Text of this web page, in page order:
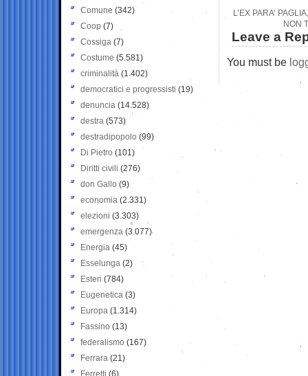
L’EX PARA’
NON
Leave a
You must be
Comune (342)
Coop (7)
Cossiga (7)
Costume (5.581)
criminalità (1.402)
democratici e progressisti (19)
denuncia (14.528)
destra (573)
destradipopolo (99)
Di Pietro (101)
Diritti civili (276)
don Gallo (9)
economia (2.331)
elezioni (3.303)
emergenza (3.077)
Energia (45)
Esselunga (2)
Esteri (784)
Eugenetica (3)
Europa (1.314)
Fassino (13)
federalismo (167)
Ferrara (21)
Ferretti (6)